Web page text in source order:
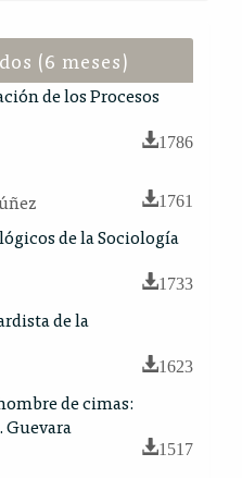
(6 meses)
de los Procesos
1786
1761
de la Sociología
1733
de la
1623
de cimas:
Guevara
1517